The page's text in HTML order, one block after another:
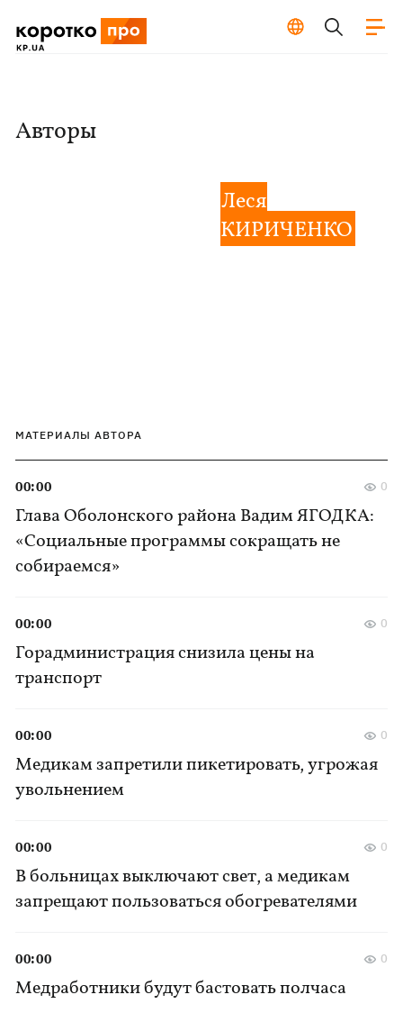
Авторы
Леся
КИРИЧЕНКО
МАТЕРИАЛЫ АВТОРА
Глава Оболонского района Вадим ЯГОДКА:
«Социальные программы сокращать не
собираемся»
00:00 0
Горадминистрация снизила цены на
транспорт
00:00 0
Медикам запретили пикетировать, угрожая
увольнением
00:00 0
В больницах выключают свет, а медикам
запрещают пользоваться обогревателями
00:00 0
Медработники будут бастовать полчаса
00:00 0